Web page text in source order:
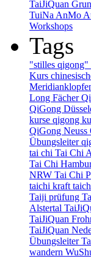
TaiJiQuan
TuiNa AnMo
Workshops
Tags
"stilles qigong"
Kurs
Long Fächer
QiGong
kurse qigong
QiGong Neuss
Übungsleiter
tai chi Tai Chi
Tai Chi
NRW Tai Chi
taichi kraft
Taiji prüfung
Alstertal
TaiJiQuan
TaiJiQuan
Übungsleiter
wandern